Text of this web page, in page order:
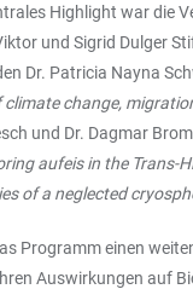
Highlight war die
und Sigrid Dulger
Dr. Patricia Nayna
climate change,
und Dr. Dagmar
aufeis in the Trans-
of a neglected
Programm einen
Auswirkungen auf